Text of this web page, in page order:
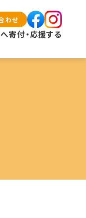
寄付・応援する
わせ